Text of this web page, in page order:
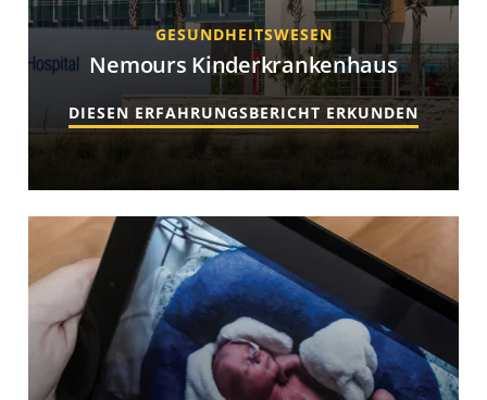
GESUNDHEITSWESEN
Nemours Kinderkrankenhaus
DIESEN ERFAHRUNGSBERICHT ERKUNDEN